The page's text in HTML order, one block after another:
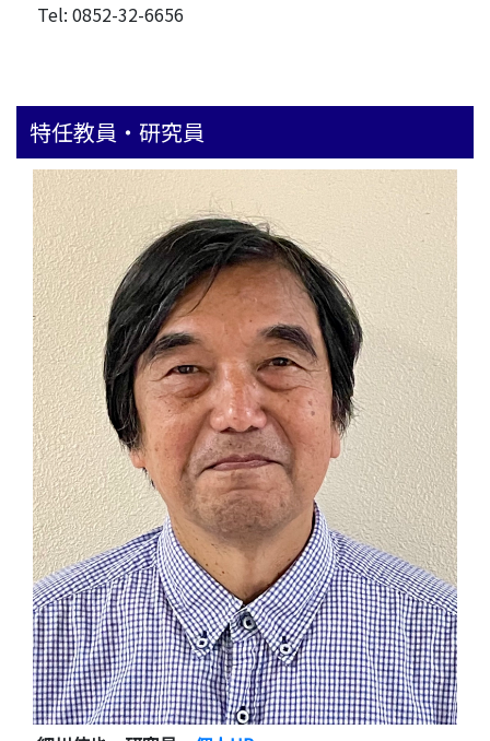
Tel: 0852-32-6656
特任教員・研究員